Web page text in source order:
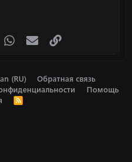
Tumblr WhatsAppЭлектронная почта
(RU)
Обратная связь
Помощь
R